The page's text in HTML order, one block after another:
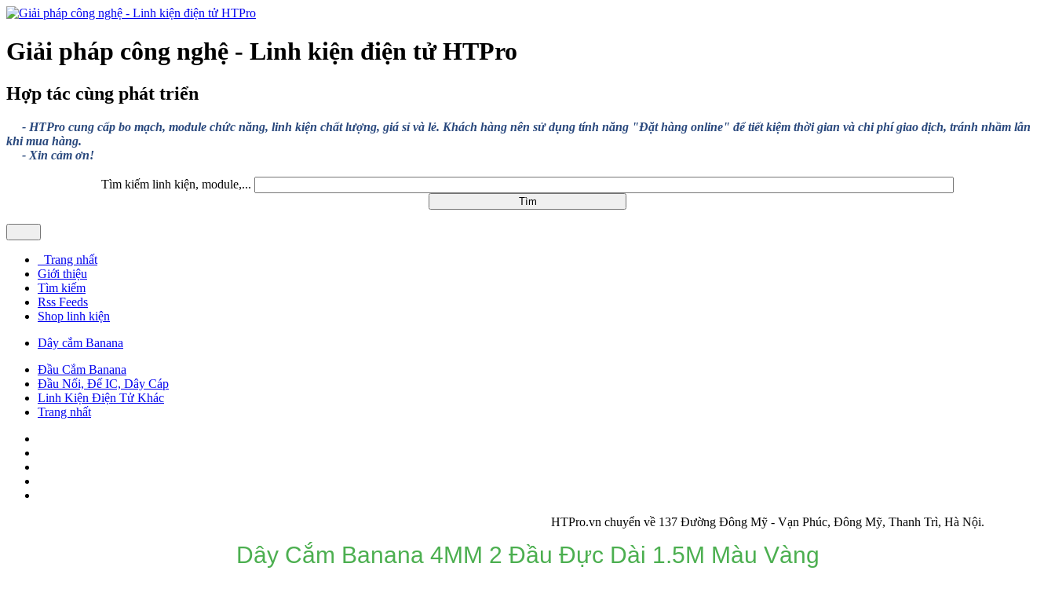
Giải pháp công nghệ - Linh kiện điện tử HTPro
Hợp tác cùng phát triển
- HTPro cung cấp bo mạch, module chức năng, linh kiện chất lượng, giá sỉ và lẻ. Khách hàng nên sử dụng tính năng "Đặt hàng online" để tiết kiệm thời gian và chi phí giao dịch, tránh nhầm lẫn
khi mua hàng.
- Xin cảm ơn!
Tìm kiếm linh kiện, module,...
Trang nhất
Giới thiệu
Tìm kiếm
Rss Feeds
Shop linh kiện
Dây cắm Banana
Đầu Cắm Banana
Đầu Nối, Đế IC, Dây Cáp
Linh Kiện Điện Tử Khác
Trang nhất
HTPro.vn chuyển về 137 Đường Đông Mỹ - Vạn Phúc, Đông Mỹ, Thanh Trì, Hà Nội.
Dây Cắm Banana 4MM 2 Đầu Đực Dài 1.5M Màu Vàng